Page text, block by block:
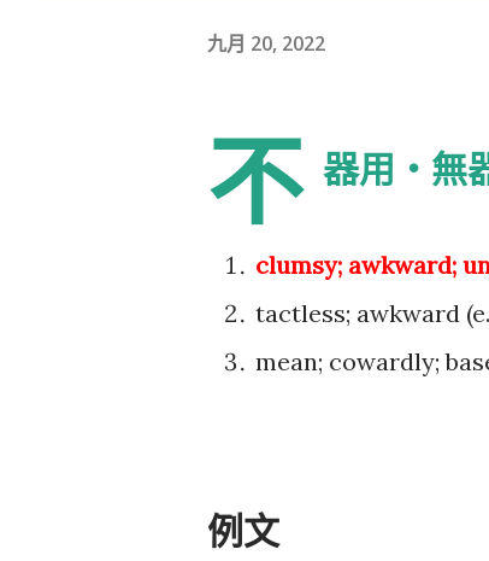
九月 20, 2022
不 器用・無
clumsy; awkward;
tactless; awkward
mean; cowardly;
例文